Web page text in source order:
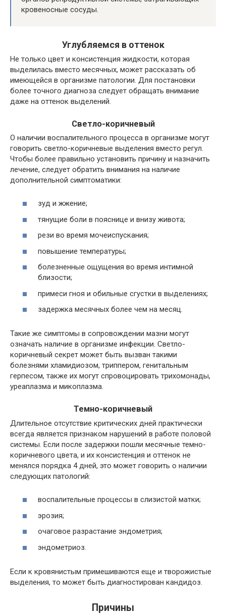
кровеносные сосуды.
Углубляемся в оттенок
Не только цвет и консистенция жидкости, которая
выделилась вместо месячных, может рассказать об
имеющейся в организме патологии. Для постановки
более точного диагноза следует обращать внимание
даже на оттенок выделений.
Светло-коричневый
О наличии воспалительного процесса в организме могут
говорить светло-коричневые выделения вместо регул.
Чтобы более правильно установить причину и назначить
лечение, следует обратить внимания на наличие
дополнительной симптоматики:
зуд и жжение;
тянущие боли в пояснице и внизу живота;
рези во время мочеиспускания;
повышение температуры;
болезненные ощущения во время интимной
близости;
примеси гноя и обильные сгустки в выделениях;
задержка месячных более чем на месяц.
Такие же симптомы в сопровождении мазни могут
означать наличие в организме инфекции. Светло-
коричневый секрет может быть вызван такими
болезнями хламидиозом, триппером, генитальным
герпесом, также их могут спровоцировать трихомонады,
уреаплазма и микоплазма.
Темно-коричневый
Длительное отсутствие критических дней практически
всегда является признаком нарушений в работе половой
системы. Если после задержки пошли месячные темно-
коричневого цвета, и их консистенция и оттенок не
менялся порядка 4 дней, это может говорить о наличии
следующих патологий:
воспалительные процессы в слизистой матки;
эрозия;
очаговое разрастание эндометрия;
эндометриоз.
Если к кровянистым примешиваются еще и творожистые
выделения, то может быть диагностирован кандидоз.
Причины